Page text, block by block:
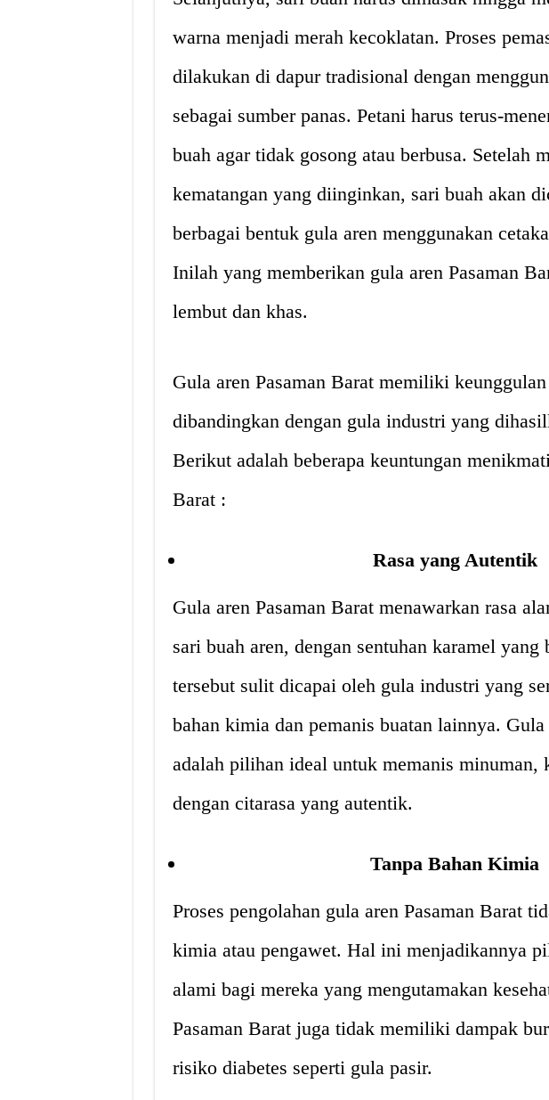
warna menjadi merah kecoklatan. Proses
dilakukan di dapur tradisional dengan
sebagai sumber panas. Petani harus terus-
buah agar tidak gosong atau berbusa. Setelah
kematangan yang diinginkan, sari buah akan
berbagai bentuk gula aren menggunakan
Inilah yang memberikan gula aren Pasaman
lembut dan khas.
Gula aren Pasaman Barat memiliki
dibandingkan dengan gula industri yang
Berikut adalah beberapa keuntungan
Barat :
Rasa yang Autentik
Gula aren Pasaman Barat menawarkan rasa
sari buah aren, dengan sentuhan karamel yang
tersebut sulit dicapai oleh gula industri yang
bahan kimia dan pemanis buatan lainnya. Gula
adalah pilihan ideal untuk memanis minuman,
dengan citarasa yang autentik.
Tanpa Bahan Kimia
Proses pengolahan gula aren Pasaman Barat
kimia atau pengawet. Hal ini menjadikannya
alami bagi mereka yang mengutamakan
Pasaman Barat juga tidak memiliki dampak
risiko diabetes seperti gula pasir.